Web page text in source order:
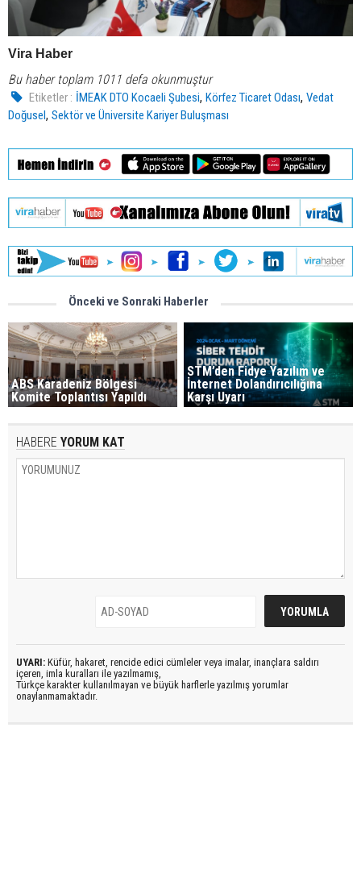
Vira Haber
Bu haber toplam 1011 defa okunmuştur
Etiketler : İMEAK DTO Kocaeli Şubesi,Körfez Ticaret Odası,Vedat
Doğusel, Sektör ve Üniversite Kariyer Buluşması
Önceki ve Sonraki Haberler
ABS Karadeniz Bölgesi
Komite Toplantısı Yapıldı
STM’den Fidye Yazılım ve
İnternet Dolandırıcılığına
Karşı Uyarı
HABERE YORUM KAT
UYARI: Küfür, hakaret, rencide edici cümleler veya imalar, inançlara saldırı
içeren, imla kuralları ile yazılmamış,
Türkçe karakter kullanılmayan ve büyük harflerle yazılmış yorumlar
onaylanmamaktadır.